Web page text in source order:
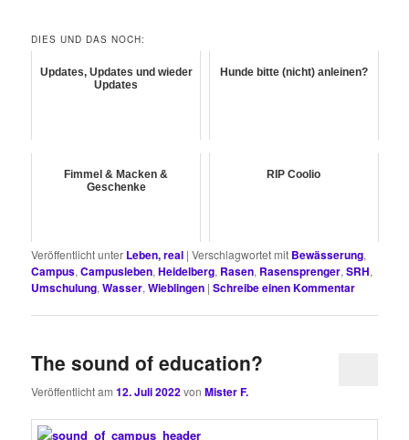
DIES UND DAS NOCH:
Updates, Updates und wieder
Updates
Hunde bitte (nicht) anleinen?
Fimmel & Macken &
Geschenke
RIP Coolio
Veröffentlicht unter Leben, real |Verschlagwortet mit Bewässerung,
Campus,Campusleben,Heidelberg, Rasen, Rasensprenger,SRH,
Umschulung,Wasser,Wieblingen |Schreibe einen Kommentar
The sound of education?
Veröffentlicht am12. Juli 2022vonMister F.